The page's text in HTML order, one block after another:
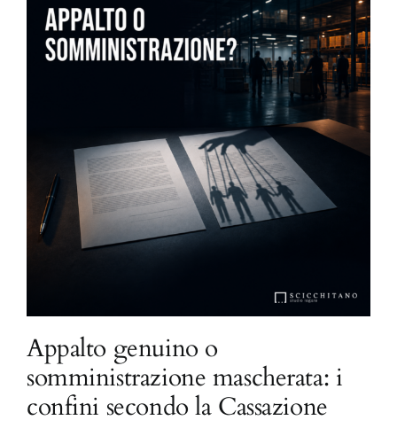
Appalto genuino o
somministrazione mascherata: i
confini secondo la Cassazione